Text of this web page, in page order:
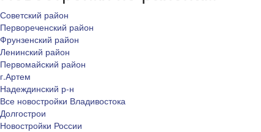
Советский район
Первореченский район
Фрунзенский район
Ленинский район
Первомайский район
г.Артем
Надеждинский р-н
Все новостройки Владивостока
Долгострои
Новостройки России